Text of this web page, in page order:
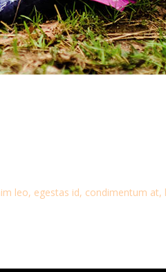
leo, egestas id, condimentum at,